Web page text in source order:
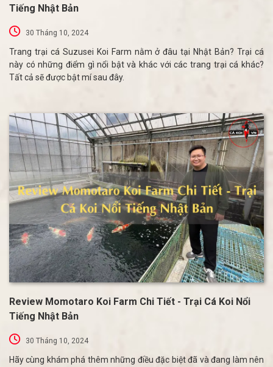
Tiếng Nhật Bản
30 Tháng 10, 2024
Trang trại cá Suzusei Koi Farm nằm ở đâu tại Nhật Bản? Trại cá
này có những điểm gì nổi bật và khác với các trang trại cá khác?
Tất cả sẽ được bật mí sau đây.
Review Momotaro Koi Farm Chi Tiết - Trại Cá Koi Nổi
Tiếng Nhật Bản
30 Tháng 10, 2024
Hãy cùng khám phá thêm những điều đặc biệt đã và đang làm nên